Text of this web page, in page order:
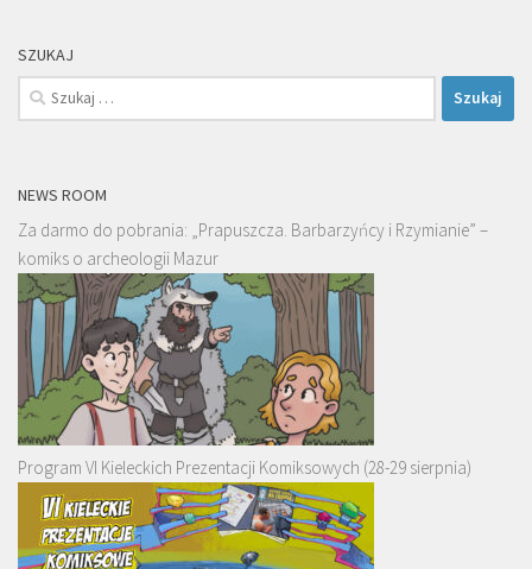
SZUKAJ
Szukaj:
NEWS ROOM
Za darmo do pobrania: „Prapuszcza. Barbarzyńcy i Rzymianie” –
komiks o archeologii Mazur
Program VI Kieleckich Prezentacji Komiksowych (28-29 sierpnia)